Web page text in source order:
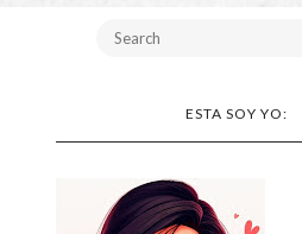
ESTA SOY YO: